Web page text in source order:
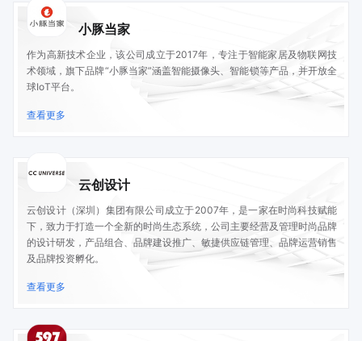
小豚当家
作为高新技术企业，该公司成立于2017年，专注于智能家居及物联网技
术领域，旗下品牌“小豚当家”涵盖智能摄像头、智能锁等产品，并开放全
球IoT平台。
查看更多
云创设计
云创设计（深圳）集团有限公司成立于2007年，是一家在时尚科技赋能
下，致力于打造一个全新的时尚生态系统，公司主要经营及管理时尚品牌
的设计研发，产品组合、品牌建设推广、敏捷供应链管理、品牌运营销售
及品牌投资孵化。
查看更多